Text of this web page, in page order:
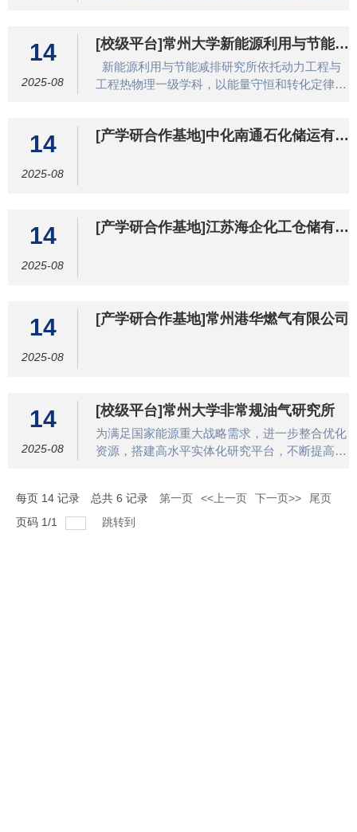
展、富有竞争力的高等工程技术人才，争创一流
科研成果，尽快建成国内一流的石油工程工程研
究院。根据目前已有的人员及设备资源情况，石
置如下：学术委员会主任：翟光明(中国石油天
14
2025-08
[校级平台]常州大学新能源利用与节能减
排研究所简介
工程热物理一级学科，以能量守恒和转化定律为
备的研究开发。现有研究人员25名，其中教授5
14
2025-08
[产学研合作基地]中化南通石化储运有限
14
2025-08
[产学研合作基地]江苏海企化工仓储有限
14
2025-08
[产学研合作基地]常州港华燃气有限公司
14
2025-08
[校级平台]常州大学非常规油气研究所
为满足国家能源重大战略需求，进一步整合优化
资源，搭建高水平实体化研究平台，不断提高学
展前沿，于2009年，常州大学正式成立非常规油
气研究所。依托石油工程系的师资力量和科研设
每页 14 记录 总共 6 记录 第一页 <<上一页 下一页>>
尾页
页码 1/1 跳转到